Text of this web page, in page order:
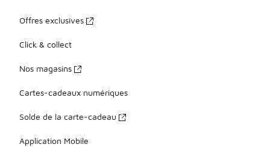
Offres exclusives
Click & collect
Nos magasins
Cartes-cadeaux numériques
Solde de la carte-cadeau
Application Mobile